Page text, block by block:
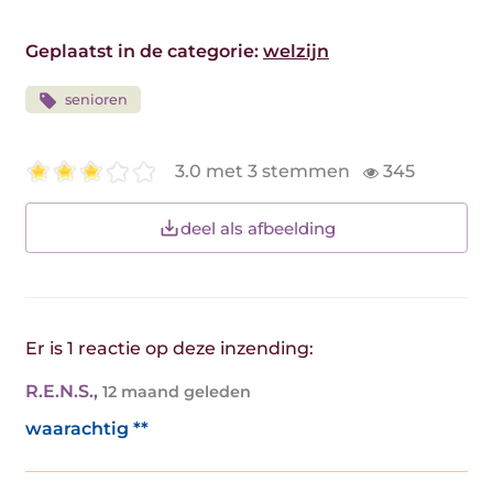
Geplaatst in de categorie: welzijn
senioren
3.0 met 3 stemmen 345
deel als afbeelding
Er is 1 reactie op deze inzending:
R.E.N.S., 12 maand geleden
waarachtig **